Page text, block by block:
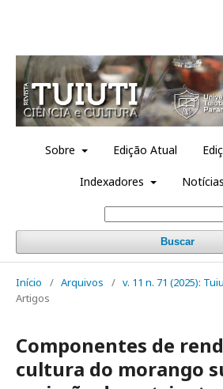
Sobre Edição Atual
Indexadores Notícias
Buscar
Início / Arquivos / v. 11 n. 71 (2025):
Artigos
Componentes de
cultura do morango